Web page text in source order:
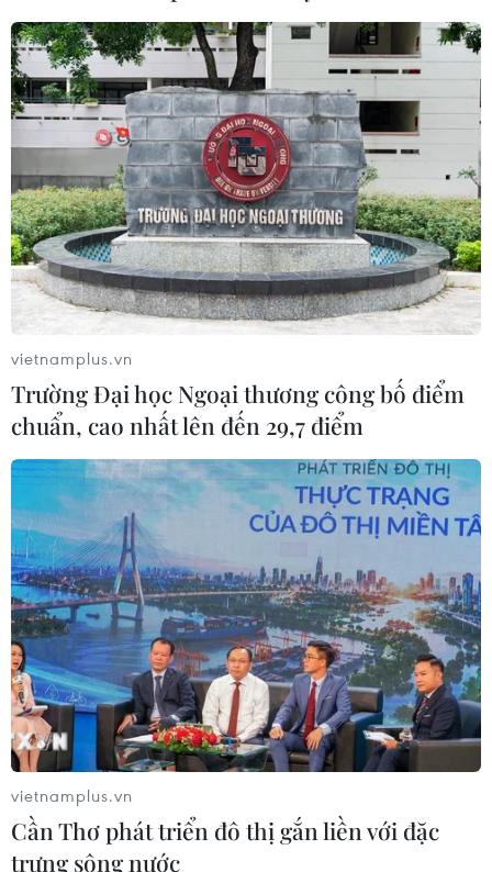
TIN LIÊN QUAN
Bão Jangmi gây mưa lớn tại Tokyo sau khi
đổ bộ miền Tây Nhật Bản
03/06/2026 08:05
Nhà chức trách Nhật Bản tiếp tục cảnh báo người dân
đề phòng lũ quét, ngập lụt và sạt lở đất khi bão Jangmi
di chuyển theo hướng Đông Bắc dọc bờ Thái Bình
Dương của nước này.
vietnamplus.vn
Trường Đại học Ngoại thương công bố điểm
chuẩn, cao nhất lên đến 29,7 điểm
vietnamplus.vn
Cần Thơ phát triển đô thị gắn liền với đặc
trưng sông nước